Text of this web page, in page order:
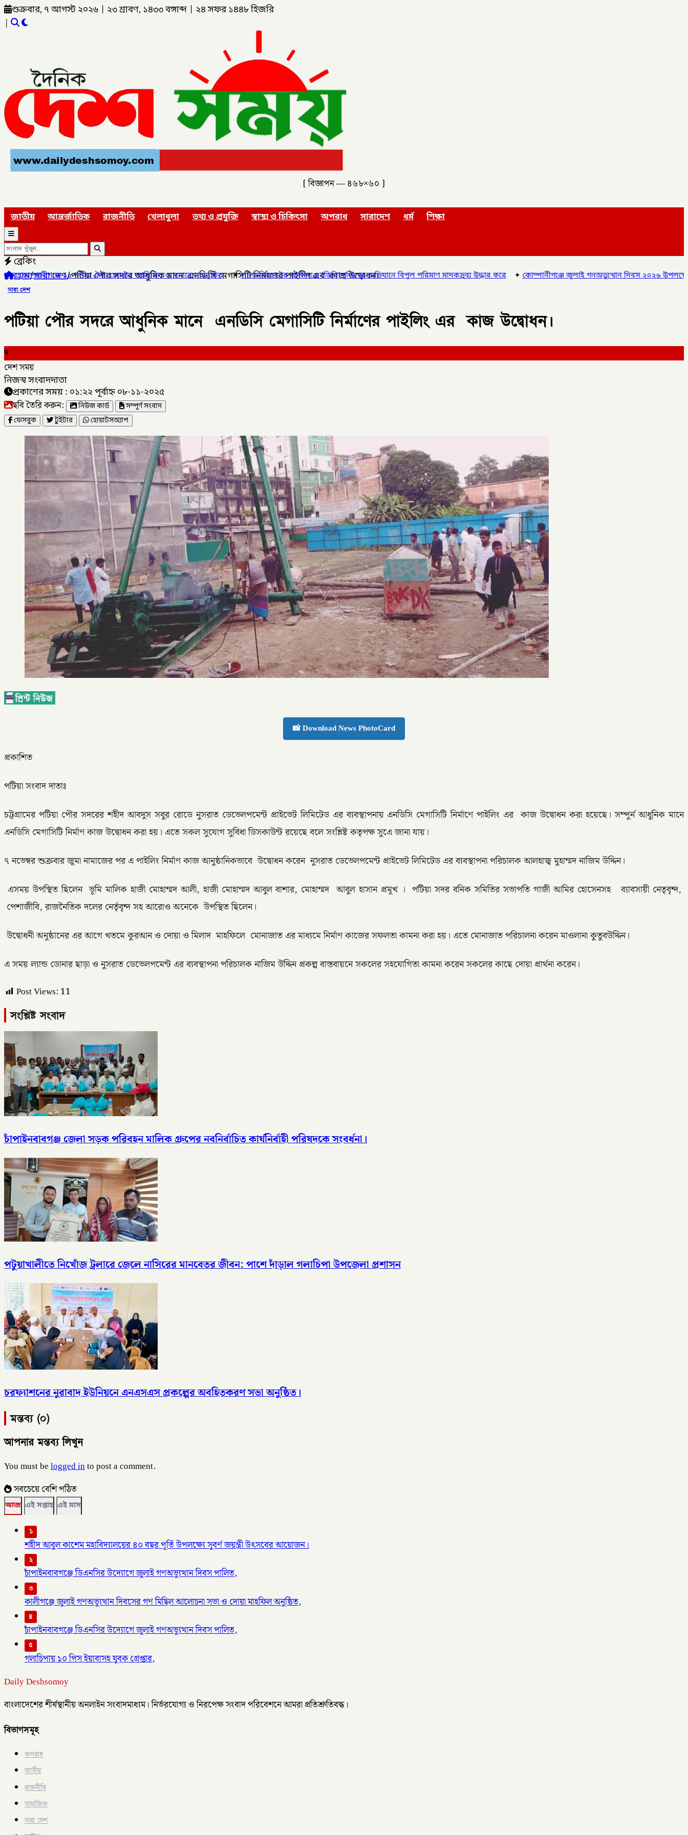
শুক্রবার, ৭ আগস্ট ২০২৬ ২৩ শ্রাবণ, ১৪৩৩ বঙ্গাব্দ ২৪ সফর ১৪৪৮ হিজরি
|
[ বিজ্ঞাপন — ৪৬৮×৬০ ]
জাতীয় আন্তর্জাতিক রাজনীতি খেলাধুলা তথ্য ও প্রযুক্তি স্বাস্থ্য ও চিকিৎসা অপরাধ সারাদেশ ধর্ম শিক্ষা
ব্রেকিং
দলীয় ঐক্য জোটের গণমিছিল ও সমাবেশ অনুষ্ঠিত,✦লালমনিরহাটের কালীগঞ্জে (ডিবি)পুলিশের অভিযানে বিপুল পরিমাণ মাদকদ্রব্য উদ্ধার করে✦কোম্পানীগঞ্জে জুলাই গনঅভ্যুত্থান দিবস ২০২৬ উপলক্ষে আলোচনা সভা ও
হোম/সারা দেশ/পটিয়া পৌর সদরে আধুনিক মানে এনডিসি মেগাসিটি নির্মাণের পাইলিং এর কাজ উদ্বোধন।
সারা দেশ
পটিয়া পৌর সদরে আধুনিক মানে এনডিসি মেগাসিটি নির্মাণের পাইলিং এর কাজ উদ্বোধন।
দ
দেশ সময়
নিজস্ব সংবাদদাতা
প্রকাশের সময় : ০১:২২ পূর্বাহ্ন ০৮-১১-২০২৫
ছবি তৈরি করুন: নিউজ কার্ড
সম্পূর্ণ সংবাদ
ফেসবুক
টুইটার হোয়াটসঅ্যাপ
📸 Download News PhotoCard
প্রকাশিত
পটিয়া সংবাদ দাতাঃ
চট্টগ্রামের পটিয়া পৌর সদরের শহীদ আবদুস সবুর রোডে নুসরাত ডেভেলপমেন্ট প্রাইভেট লিমিটেড এর ব্যবস্থাপনায় এনডিসি মেগাসিটি নির্মাণে পাইলিং এর কাজ উদ্বোধন করা হয়েছে। সম্পুর্ন আধুনিক মানে
এনডিসি মেগাসিটি নির্মাণ কাজ উদ্বোধন করা হয়। এতে সকল সুযোগ সুবিধা ডিসকাউন্ট রয়েছে বলে সংশ্লিষ্ট কতৃপক্ষ সুএে জানা যায়।
৭ নভেম্বর শুক্রবার জুমা নামাজের পর এ পাইলিং নির্মাণ কাজ আনুষ্ঠানিকভাবে উদ্বোধন করেন নুসরাত ডেভেলপমেন্ট প্রাইভেট লিমিটেড এর ব্যবস্থাপনা পরিচালক আলহাজ্ব মুহাম্মদ নাজিম উদ্দিন।
এসময় উপস্থিত ছিলেন ভূমি মালিক হাজী মোহাম্মদ আলী, হাজী মোহাম্মদ আবুল বাশার, মোহাম্মদ আবুল হাসান প্রমূখ । পটিয়া সদর বনিক সমিতির সভাপতি গাজী আমির হোসেনসহ ব্যাবসায়ী নেতৃবৃন্দ,
পেশাজীবি, রাজনৈতিক দলের নের্তৃবৃন্দ সহ আরোও অনেকে উপস্থিত ছিলেন।
উদ্বোধনী অনুষ্ঠানের এর আগে খতমে কুরআন ও দোয়া ও মিলাদ মাহফিলে মোনাজাত এর মাধ্যমে নির্মাণ কাজের সফলতা কামনা করা হয়। এতে মোনাজাত পরিচালনা করেন মাওলানা কুতুবউদ্দিন।
এ সময় ল্যান্ড ডোনার ছাড়া ও নুসরাত ডেভেলপমেন্ট এর ব্যবস্থাপনা পরিচালক নাজিম উদ্দিন প্রকল্প বাস্তবায়নে সকলের সহযোগিতা কামনা করেন সকলের কাছে দোয়া প্রার্থনা করেন।
Post Views: 11
সংশ্লিষ্ট সংবাদ
চাঁপাইনবাবগঞ্জ জেলা সড়ক পরিবহন মালিক গ্রুপের নবনির্বাচিত কার্যনির্বাহী পরিষদকে সংবর্ধনা।
পটুয়াখালীতে নিখোঁজ ট্রলারে জেলে নাসিরের মানবেতর জীবন: পাশে দাঁড়াল গলাচিপা উপজেলা প্রশাসন
চরফ্যাশনের নুরাবাদ ইউনিয়নে এনএসএস প্রকল্পের অবহিতকরণ সভা অনুষ্ঠিত।
মন্তব্য (০)
আপনার মন্তব্য লিখুন
You must belogged into post a comment.
সবচেয়ে বেশি পঠিত
আজ এই সপ্তাহ এই মাস
১
শহীদ আবুল কাশেম মহাবিদ্যালয়ের ৪০ বছর পূর্তি উপলক্ষ্যে সুবর্ণ জয়ন্ত্রী উৎসবের আয়োজন।
২
চাঁপাইনবাবগঞ্জে ডিএনসির উদ্যোগে জুলাই গণঅভ্যুত্থান দিবস পালিত,
৩
কালীগঞ্জে জুলাই গণঅভ্যুত্থান দিবসের গণ মিছিল আলোচনা সভা ও দোয়া মাহফিল অনুষ্ঠিত,
৪
চাঁপাইনবাবগঞ্জে ডিএনসির উদ্যোগে জুলাই গণঅভ্যুত্থান দিবস পালিত,
৫
গলাচিপায় ১০ পিস ইয়াবাসহ যুবক গ্রেপ্তার,
Daily Deshsomoy
বাংলাদেশের শীর্ষস্থানীয় অনলাইন সংবাদমাধ্যম। নির্ভরযোগ্য ও নিরপেক্ষ সংবাদ পরিবেশনে আমরা প্রতিশ্রুতিবদ্ধ।
বিভাগসমূহ
অপরাধ
জাতীয়
রাজনীতি
সামাজিক
সারা দেশ